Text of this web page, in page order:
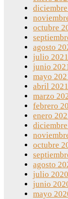
octubre
agosto
julio 2021
junio
mayo
abril 2021
marzo
febrero
enero
octubre
agosto
julio 2020
junio
mayo